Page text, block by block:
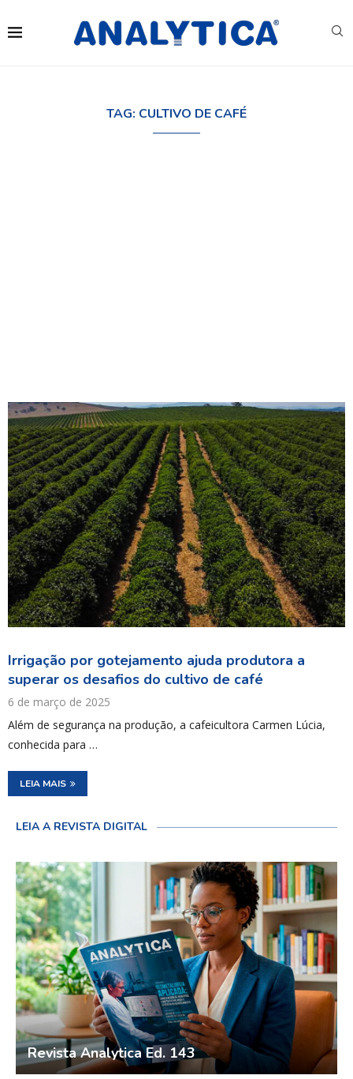
TAG: CULTIVO DE CAFÉ
Irrigação por gotejamento ajuda produtora a
superar os desafios do cultivo de café
6 de março de 2025
Além de segurança na produção, a cafeicultora Carmen Lúcia,
conhecida para …
LEIA MAIS
LEIA A REVISTA DIGITAL
Revista Analytica Ed. 143